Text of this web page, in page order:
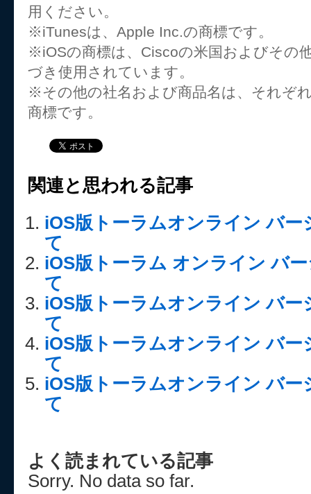
用ください。
※iTunesは、Apple Inc.の商標です。
※iOSの商標は、Ciscoの米国およびその
づき使用されています。
※その他の社名および商品名は、それぞ
商標です。
関連と思われる記事
iOS版トーラムオンライン バー
て
iOS版トーラム オンライン バ
て
iOS版トーラムオンライン バー
て
iOS版トーラムオンライン バー
て
iOS版トーラムオンライン バー
て
よく読まれている記事
Sorry. No data so far.